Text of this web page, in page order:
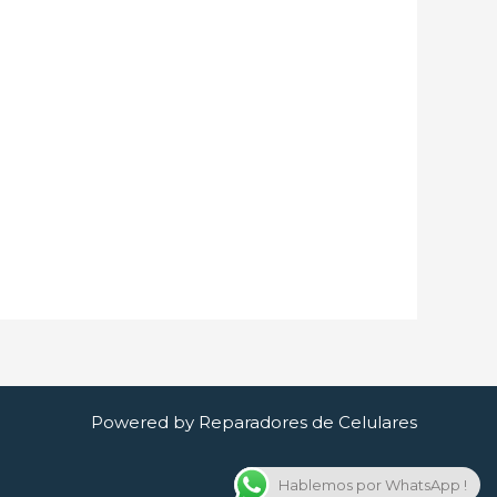
Powered by Reparadores de Celulares
Hablemos por WhatsApp !